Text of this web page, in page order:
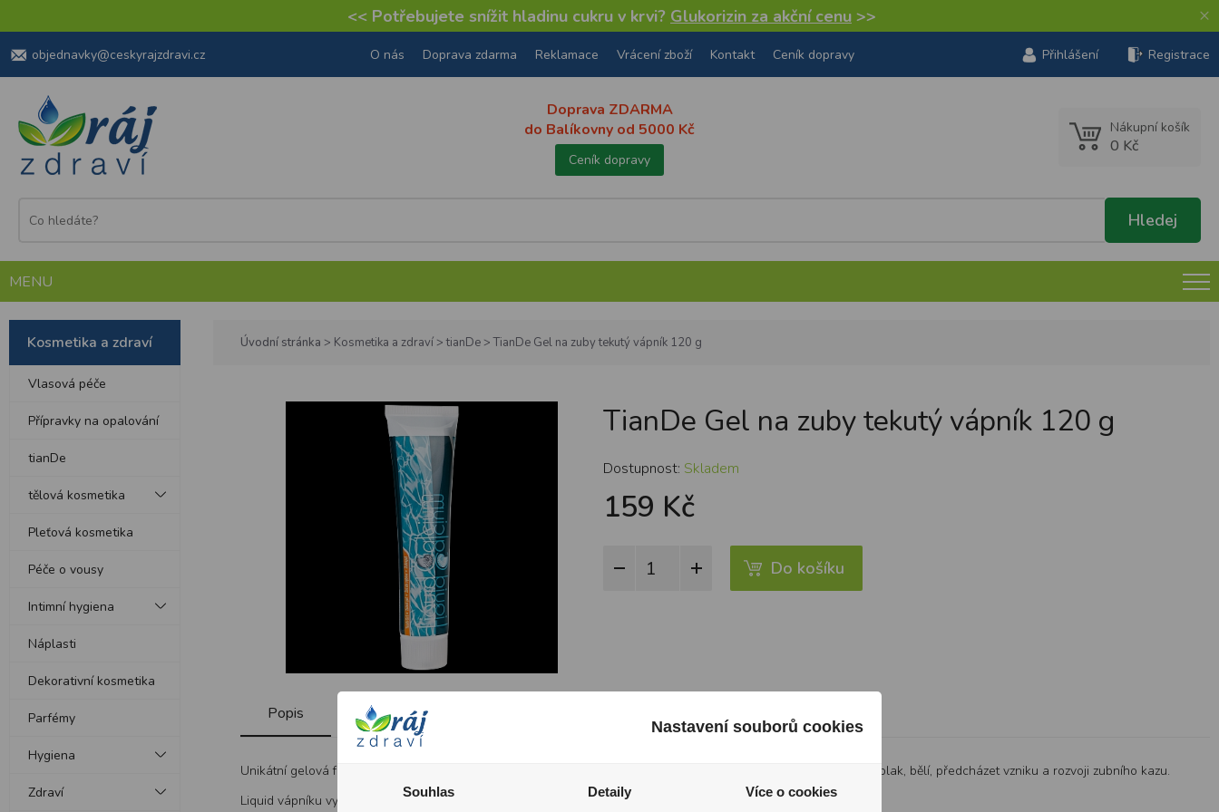
<< Potřebujete snížit hladinu cukru v krvi? Glukorizin za akční cenu >> ×
objednavky@ceskyrajzdravi.cz O nás Doprava zdarma Reklamace Vrácení zboží Kontakt Ceník dopravy Přihlášení Registrace
Doprava ZDARMA
do Balíkovny od 5000 Kč
Ceník dopravy
Nákupní košík
0 Kč
MENU
Kosmetika a zdraví
Vlasová péče
Přípravky na opalování
tianDe
tělová kosmetika
Pleťová kosmetika
Péče o vousy
Intimní hygiena
Náplasti
Dekorativní kosmetika
Parfémy
Hygiena
Zdraví
Úvodní stránka > Kosmetika a zdraví >tianDe >TianDe Gel na zuby tekutý vápník 120 g
TianDe Gel na zuby tekutý vápník 120 g
Dostupnost: Skladem
159 Kč
Do košíku
Popis
Unikátní gelová formule s tekutým vápníkem snižuje citlivost nervových zakončení zubů, účinně odstraňuje zubní plak, bělí, předcházet vzniku a rozvoji zubního kazu.
Liquid vápníku vyplní praskliny na povrchu zubu, při obnově poškozené skloviny.
Nastavení souborů cookies
Souhlas Detaily Více o cookies